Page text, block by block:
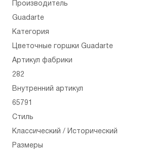
Производитель
Guadarte
Категория
Цветочные горшки Guadarte
Артикул фабрики
282
Внутренний артикул
65791
Стиль
Классический / Исторический
Размеры